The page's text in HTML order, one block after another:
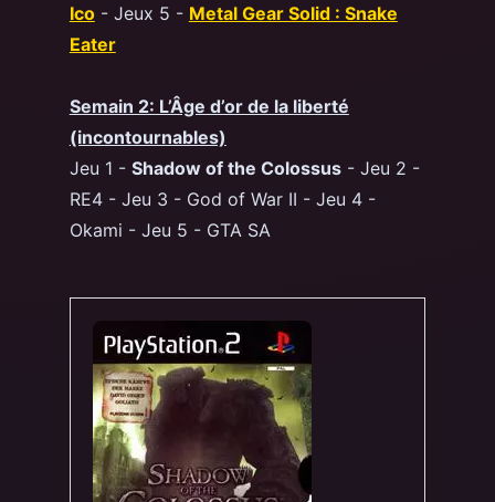
Ico- Jeux 5 - Metal Gear Solid : Snake
Eater
Semain 2: L’Âge d’or de la liberté
(incontournables)
Jeu 1 - Shadow of the Colossus- Jeu 2 -
RE4 - Jeu 3 - God of War II - Jeu 4 -
Okami - Jeu 5 - GTA SA